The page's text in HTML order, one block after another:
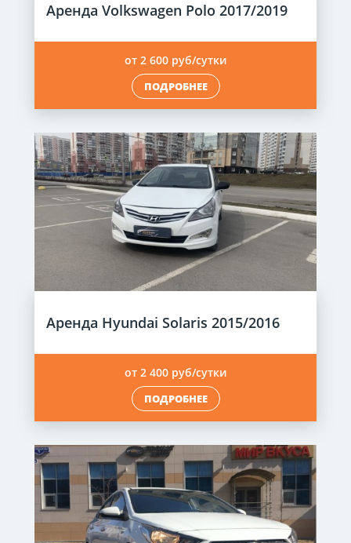
Аренда Volkswagen Polo 2017/2019
от 2 600 руб/сутки
ПОДРОБНЕЕ
Аренда Hyundai Solaris 2015/2016
от 2 400 руб/сутки
ПОДРОБНЕЕ